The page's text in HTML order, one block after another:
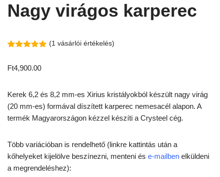
Nagy virágos karperec
ből,
(1 vásárlói értékelés)
Ft4,900.00
Kerek 6,2 és 8,2 mm-es Xirius kristályokból készült nagy virág
(20 mm-es) formával díszített karperec nemesacél alapon. A
termék Magyarországon kézzel készíti a Crysteel cég.
Több variációban is rendelhető (linkre kattintás után a
kőhelyeket kijelölve beszínezni, menteni és e-mailben elküldeni
a megrendeléshez):